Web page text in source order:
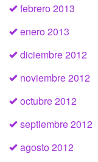
febrero 2013
enero 2013
diciembre 2012
noviembre 2012
octubre 2012
septiembre 2012
agosto 2012